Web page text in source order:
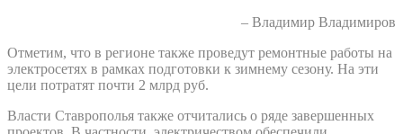
– Владимир Владимиров
Отметим, что в регионе также проведут ремонтные работы на
электросетях в рамках подготовки к зимнему сезону. На эти
цели потратят почти 2 млрд руб.
Власти Ставрополья также отчитались о ряде завершенных